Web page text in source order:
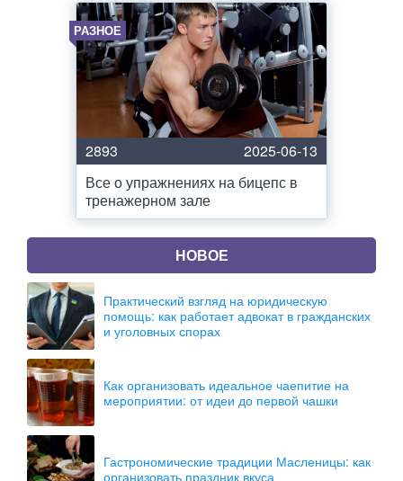
РАЗНОЕ
2893
2025-06-13
Все о упражнениях на бицепс в
тренажерном зале
НОВОЕ
Практический взгляд на юридическую
помощь: как работает адвокат в гражданских
и уголовных спорах
Как организовать идеальное чаепитие на
мероприятии: от идеи до первой чашки
Гастрономические традиции Масленицы: как
организовать праздник вкуса